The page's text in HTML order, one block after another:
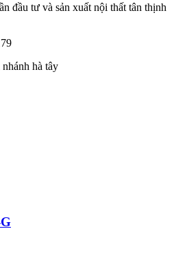
đầu tư và sản xuất nội thất tân thịnh
hà tây